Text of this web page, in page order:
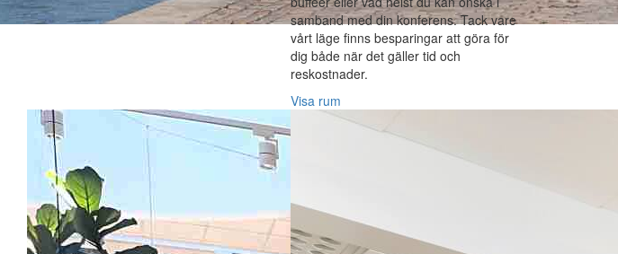
samband med din konferens. Tack vare
vårt läge finns besparingar att göra för
dig både när det gäller tid och
reskostnader.
Visa rum